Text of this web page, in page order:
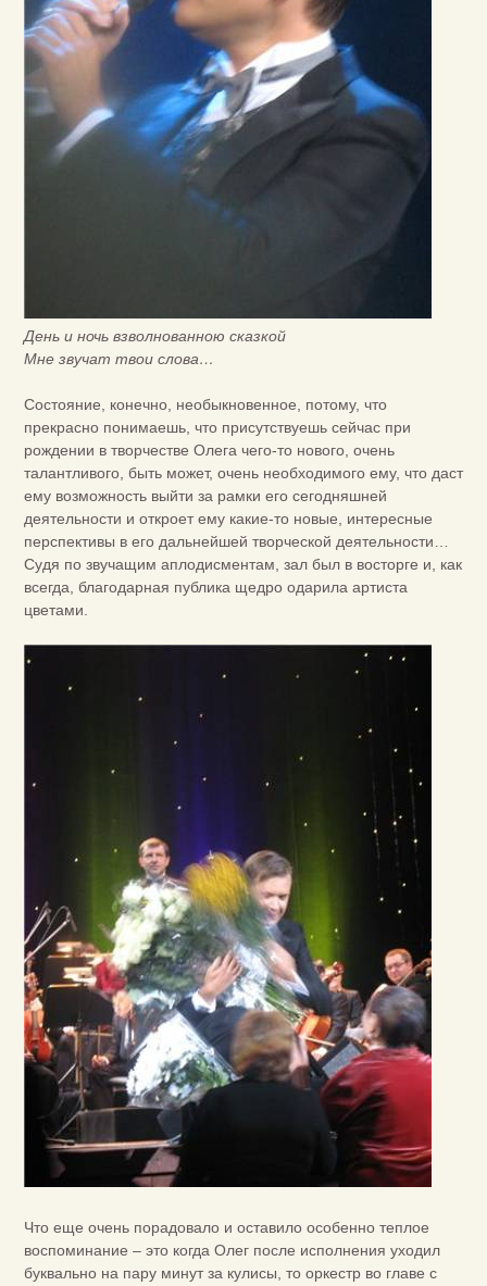
День и ночь взволнованною сказкой
Мне звучат твои слова…
Состояние, конечно, необыкновенное, потому, что
прекрасно понимаешь, что присутствуешь сейчас при
рождении в творчестве Олега чего-то нового, очень
талантливого, быть может, очень необходимого ему, что даст
ему возможность выйти за рамки его сегодняшней
деятельности и откроет ему какие-то новые, интересные
перспективы в его дальнейшей творческой деятельности…
Судя по звучащим аплодисментам, зал был в восторге и, как
всегда, благодарная публика щедро одарила артиста
цветами.
Что еще очень порадовало и оставило особенно теплое
воспоминание – это когда Олег после исполнения уходил
буквально на пару минут за кулисы, то оркестр во главе с